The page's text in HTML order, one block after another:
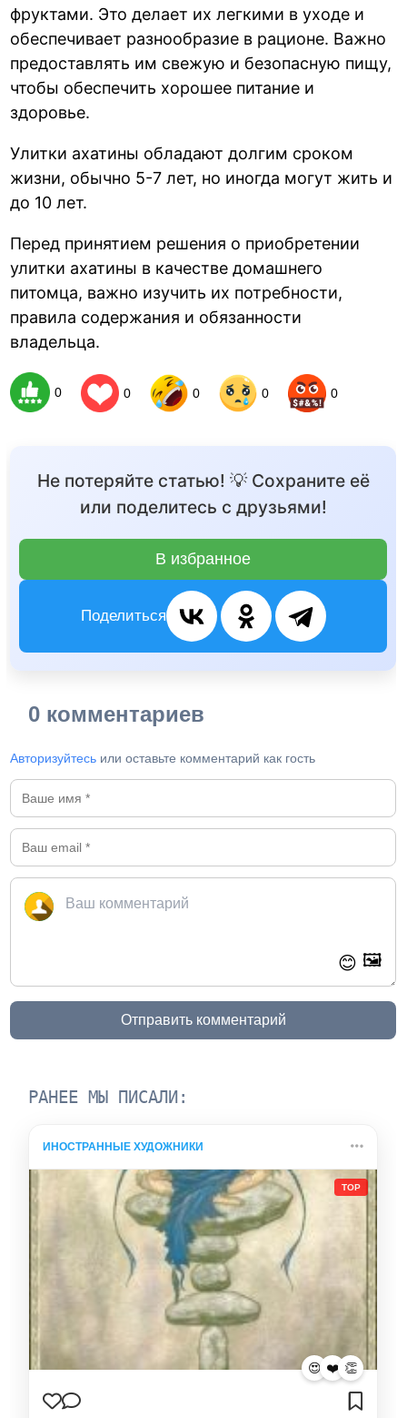
фруктами. Это делает их легкими в уходе и
обеспечивает разнообразие в рационе. Важно
предоставлять им свежую и безопасную пищу,
чтобы обеспечить хорошее питание и
здоровье.
Улитки ахатины обладают долгим сроком
жизни, обычно 5-7 лет, но иногда могут жить и
до 10 лет.
Перед принятием решения о приобретении
улитки ахатины в качестве домашнего
питомца, важно изучить их потребности,
правила содержания и обязанности
владельца.
0 0 0 0 0
Не потеряйте статью! 💡 Сохраните её
или поделитесь с друзьями!
В избранное
Поделиться
0 комментариев
Авторизуйтесь или оставьте комментарий как гость
😊 🖼️
Отправить комментарий
РАНЕЕ МЫ ПИСАЛИ:
ИНОСТРАННЫЕ ХУДОЖНИКИ
TOP
😍 ❤️ 👏